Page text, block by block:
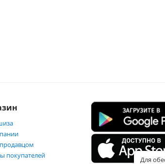
покупателей
Для